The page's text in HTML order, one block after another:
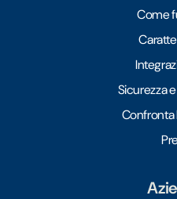
Come
Sicurezza
Confronta